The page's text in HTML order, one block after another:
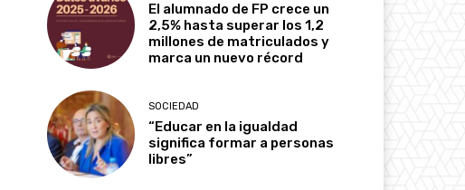
El alumnado de FP crece un
2,5% hasta superar los 1,2
millones de matriculados y
marca un nuevo récord
SOCIEDAD
“Educar en la igualdad
significa formar a personas
libres”